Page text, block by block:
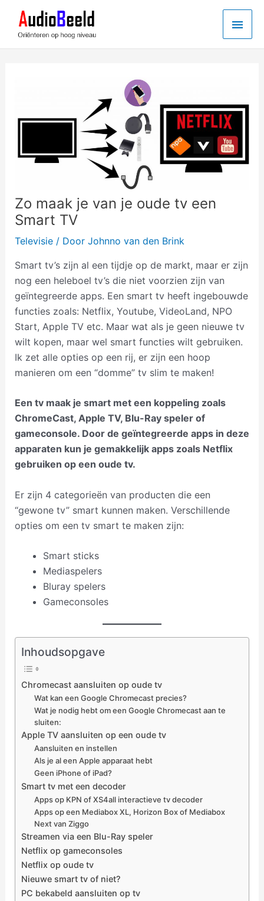
Zo maak je van je oude tv een
Smart TV
Televisie/ Door Johnno van den Brink
Smart tv’s zijn al een tijdje op de markt, maar er zijn
nog een heleboel tv’s die niet voorzien zijn van
geïntegreerde apps. Een smart tv heeft ingebouwde
functies zoals: Netflix, Youtube, VideoLand, NPO
Start, Apple TV etc. Maar wat als je geen nieuwe tv
wilt kopen, maar wel smart functies wilt gebruiken.
Ik zet alle opties op een rij, er zijn een hoop
manieren om een “domme” tv slim te maken!
Een tv maak je smart met een koppeling zoals
ChromeCast, Apple TV, Blu-Ray speler of
gameconsole. Door de geïntegreerde apps in deze
apparaten kun je gemakkelijk apps zoals Netflix
gebruiken op een oude tv.
Er zijn 4 categorieën van producten die een
“gewone tv” smart kunnen maken. Verschillende
opties om een tv smart te maken zijn:
Smart sticks
Mediaspelers
Bluray spelers
Gameconsoles
Inhoudsopgave
Chromecast aansluiten op oude tv
Wat kan een Google Chromecast precies?
Wat je nodig hebt om een Google Chromecast aan te
sluiten:
Apple TV aansluiten op een oude tv
Aansluiten en instellen
Als je al een Apple apparaat hebt
Geen iPhone of iPad?
Smart tv met een decoder
Apps op KPN of XS4all interactieve tv decoder
Apps op een Mediabox XL, Horizon Box of Mediabox
Next van Ziggo
Streamen via een Blu-Ray speler
Netflix op gameconsoles
Netflix op oude tv
Nieuwe smart tv of niet?
PC bekabeld aansluiten op tv